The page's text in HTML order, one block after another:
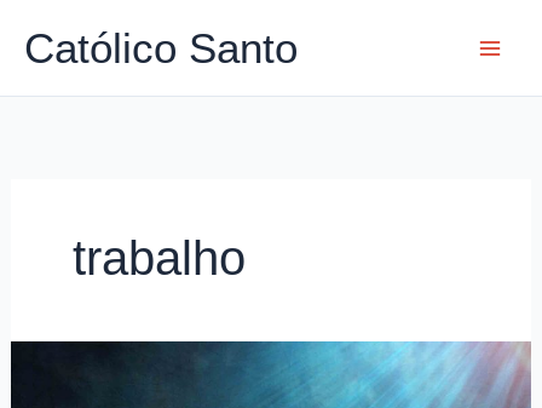
paraCatólico Santo
trabalho